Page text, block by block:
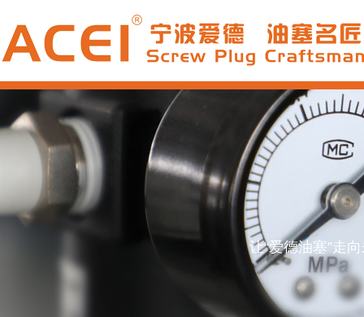
让“爱德油塞”走